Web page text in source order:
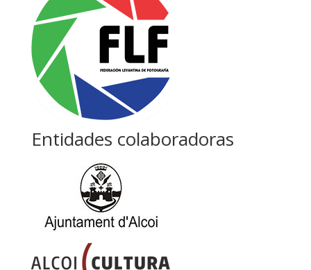
Entidades colaboradoras